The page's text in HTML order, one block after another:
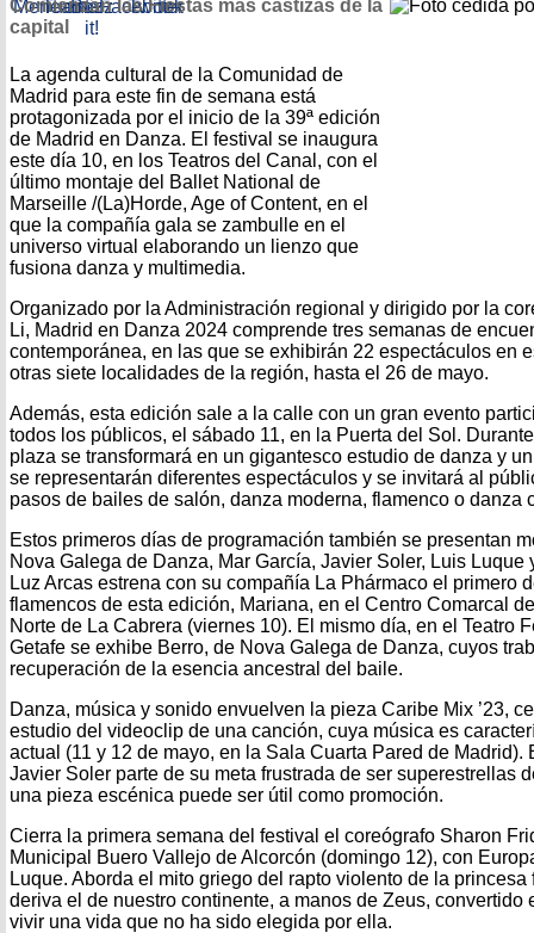
Comienzan las Fiestas más castizas de la
capital
La agenda cultural de la Comunidad de
Madrid para este fin de semana está
protagonizada por el inicio de la 39ª edición
de Madrid en Danza. El festival se inaugura
este día 10, en los Teatros del Canal, con el
último montaje del Ballet National de
Marseille /(La)Horde, Age of Content, en el
que la compañía gala se zambulle en el
universo virtual elaborando un lienzo que
fusiona danza y multimedia.
Organizado por la Administración regional y dirigido por la
Li, Madrid en Danza 2024 comprende tres semanas de
contemporánea, en las que se exhibirán 22 espectáculos en
otras siete localidades de la región, hasta el 26 de mayo.
Además, esta edición sale a la calle con un gran evento
todos los públicos, el sábado 11, en la Puerta del Sol.
plaza se transformará en un gigantesco estudio de danza y
se representarán diferentes espectáculos y se invitará al
pasos de bailes de salón, danza moderna, flamenco o danza
Estos primeros días de programación también se presentan
Nova Galega de Danza, Mar García, Javier Soler, Luis Luque
Luz Arcas estrena con su compañía La Phármaco el primero
flamencos de esta edición, Mariana, en el Centro Comarcal
Norte de La Cabrera (viernes 10). El mismo día, en el Teatro
Getafe se exhibe Berro, de Nova Galega de Danza, cuyos
recuperación de la esencia ancestral del baile.
Danza, música y sonido envuelven la pieza Caribe Mix ’23,
estudio del videoclip de una canción, cuya música es
actual (11 y 12 de mayo, en la Sala Cuarta Pared de Madrid).
Javier Soler parte de su meta frustrada de ser superestrellas
una pieza escénica puede ser útil como promoción.
Cierra la primera semana del festival el coreógrafo Sharon
Municipal Buero Vallejo de Alcorcón (domingo 12), con
Luque. Aborda el mito griego del rapto violento de la
deriva el de nuestro continente, a manos de Zeus, convertido
vivir una vida que no ha sido elegida por ella.